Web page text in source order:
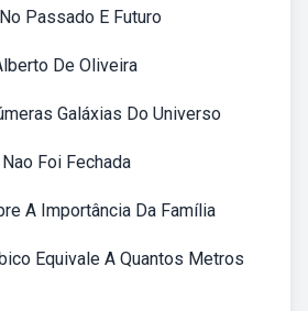
Passado E Futuro
De Oliveira
Galáxias Do Universo
Foi Fechada
A Importância Da Família
Equivale A Quantos Metros